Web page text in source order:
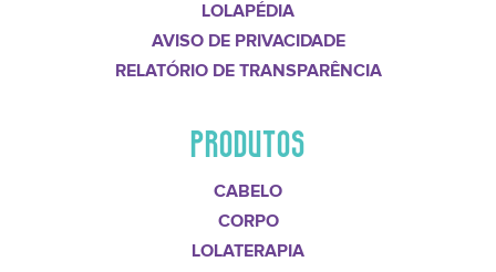
LOLAPÉDIA
AVISO DE PRIVACIDADE
RELATÓRIO DE TRANSPARÊNCIA
PRODUTOS
CABELO
CORPO
LOLATERAPIA